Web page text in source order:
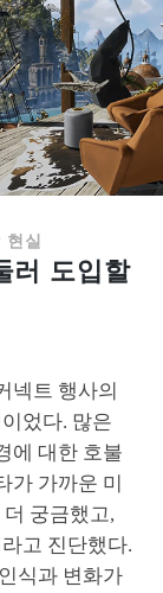
실
러 도입할
넥트 행사의
었다. 많은
에 대한 호불
가 가까운 미
궁금했고,
고 진단했다.
식과 변화가